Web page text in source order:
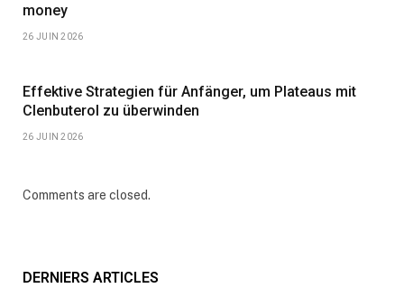
money
26 JUIN 2026
Effektive Strategien für Anfänger, um Plateaus mit
Clenbuterol zu überwinden
26 JUIN 2026
Comments are closed.
DERNIERS ARTICLES